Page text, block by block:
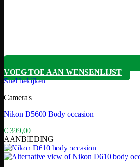
VOEG TOE AAN WENSENLIJST
Snel bekijken
Camera's
Nikon D5600 Body occasion
€ 399,00
AANBIEDING